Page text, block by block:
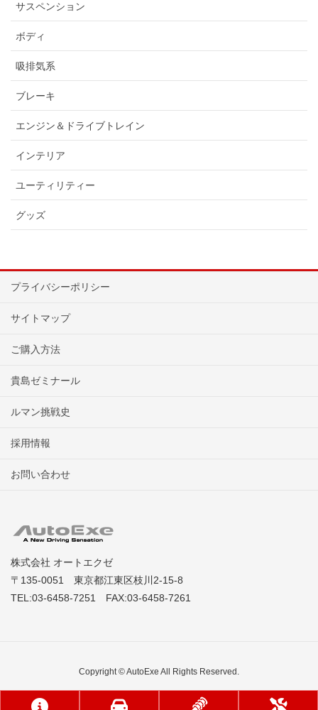
サスペンション
ボディ
吸排気系
ブレーキ
エンジン＆ドライブトレイン
インテリア
ユーティリティー
グッズ
プライバシーポリシー
サイトマップ
ご購入方法
貴島ゼミナール
ルマン挑戦史
採用情報
お問い合わせ
株式会社 オートエクゼ
〒135-0051 東京都江東区枝川2-15-8
TEL:03-6458-7251 FAX:03-6458-7261
Copyright © AutoExe All Rights Reserved.